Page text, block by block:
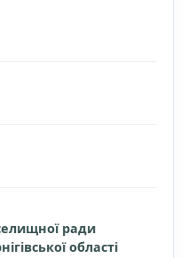
ради
області